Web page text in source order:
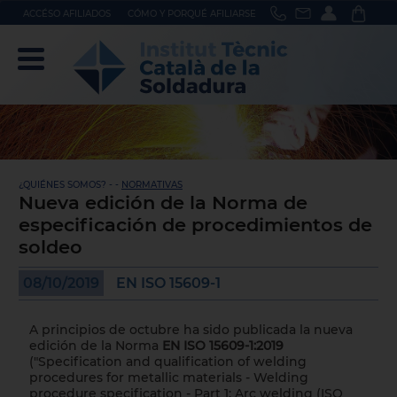
ACCÉSO AFILIADOS CÓMO Y PORQUÉ AFILIARSE
¿QUIÉNES SOMOS? - - NORMATIVAS
Nueva edición de la Norma de
especificación de procedimientos de
soldeo
08/10/2019 EN ISO 15609-1
A principios de octubre ha sido publicada la nueva
edición de la Norma EN ISO 15609-1:2019
("Specification and qualification of welding
procedures for metallic materials - Welding
procedure specification - Part 1: Arc welding (ISO